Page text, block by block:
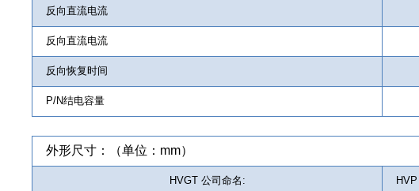
反向直流电流
反向直流电流
反向恢复时间
P/N结电容量
外形尺寸：（单位：mm）
HVGT 公司命名: HVP